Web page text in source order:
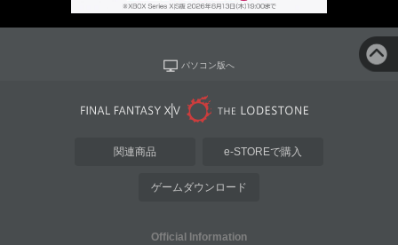
パソコン版へ
関連商品 e-STOREで購入
ゲームダウンロード
Official Information